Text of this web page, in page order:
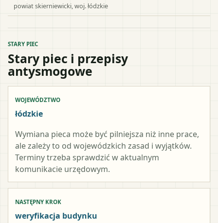
powiatskierniewicki , woj.łódzkie
STARY PIEC
Stary piec i przepisy
antysmogowe
WOJEWÓDZTWO
łódzkie
Wymiana pieca może być pilniejsza niż inne prace,
ale zależy to od wojewódzkich zasad i wyjątków.
Terminy trzeba sprawdzić w aktualnym
komunikacie urzędowym.
NASTĘPNY KROK
weryfikacja budynku